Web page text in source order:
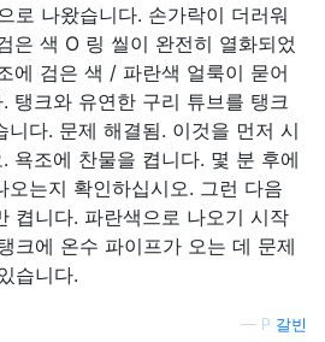
로 나왔습니다. 손가락이 더러워
은 색 O 링 씰이 완전히 열화되었
에 검은 색 / 파란색 얼룩이 묻어
탱크와 유연한 구리 튜브를 탱크
니다. 문제 해결됨. 이것을 먼저 시
. 욕조에 찬물을 켭니다. 몇 분 후에
오는지 확인하십시오. 그런 다음
켭니다. 파란색으로 나오기 시작
크에 온수 파이프가 오는 데 문제
습니다.
— P 갈빈